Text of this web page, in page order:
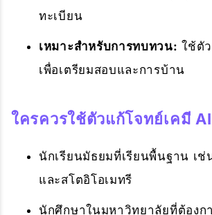
ทะเบียน
เหมาะสำหรับการทบทวน: ใช้ตั
เพื่อเตรียมสอบและการบ้าน
ใครควรใช้ตัวแก้โจทย์เคมี
นักเรียนมัธยมที่เรียนพื้นฐาน เช่
และสโตอิโอเมทรี
นักศึกษาในมหาวิทยาลัยที่ต้องก